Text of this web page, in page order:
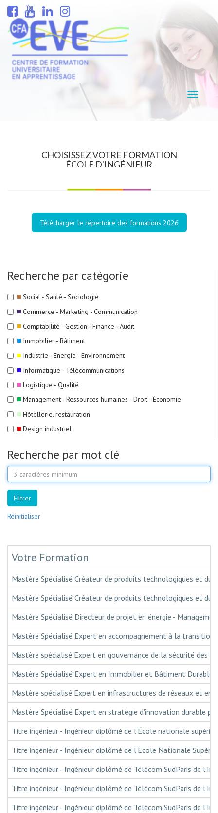
CHOISISSEZ VOTRE FORMATION
ÉCOLE D'INGÉNIEUR
Télécharger le répertoire des formations 2026
Recherche par catégorie
Social - Santé - Sociologie
Commerce - Marketing - Communication
Comptabilité - Gestion - Finance - Audit
Immobilier - Bâtiment
Industrie - Energie - Environnement
Informatique - Télécommunications
Logistique - Qualité
Management - Ressources humaines - Droit - Économie
Hôtellerie, restauration
Design industriel
Recherche par mot clé
Mot
clé
Filtrer
Réinitialiser
Votre Formation
Mastère Spécialisé Créateur de produits technologiques et
Mastère Spécialisé Créateur de produits technologiques et
Mastère Spécialisé Directeur de projet en énergie -
Mastère Spécialisé Expert en accompagnement à la
Mastère spécialisé Expert en gouvernance de la sécurité des
Mastère Spécialisé Expert en Immobilier et Bâtiment Durables
Mastère spécialisé Expert en infrastructures de réseaux et en
Mastère Spécialisé Expert en stratégie d'innovation durable
Titre ingénieur - Ingénieur diplômé de l’École nationale
Titre ingénieur - Ingénieur diplômé de l’Ecole Nationale
Titre ingénieur - Ingénieur diplômé de Télécom SudParis de
Titre ingénieur - Ingénieur diplômé de Télécom SudParis de
Titre ingénieur - Ingénieur diplômé de Télécom SudParis de